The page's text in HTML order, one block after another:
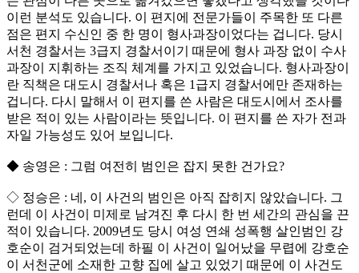
이런 분석도 있습니다. 이 편지에 전문가들이 주목한 또 다른
점은 편지 수신인 중 한 명이 형사과장이었다는 겁니다. 당시
서천 경찰서는 3급지 경찰서이기 때문에 형사 과장 없이 수사
과장이 지휘하는 조직 체계를 가지고 있었습니다. 형사과장이
란 직책은 대도시 경찰서나 혹은 1급지 경찰서에만 존재하는
겁니다. 다시 말해서 이 편지를 쓴 사람은 대도시에서 조사를
받은 적이 있는 사람이라는 뜻입니다. 이 편지를 쓴 자가 전과
자일 가능성도 있어 보입니다.
◆ 송영은 : 그럼 여전히 범인은 잡지 못한 건가요?
◇ 정승은 : 네, 이 사건의 범인은 아직 잡히지 않았습니다. 그
런데 이 사건이 미제로 남겨진 후 다시 한 번 세간의 관심을 끈
적이 있습니다. 2009년도 당시 여성 연쇄 성폭행 살인범인 강
호순이 검거되었는데 하필 이 사건이 일어났을 무렵에 강호순
이 서천군에 소재한 고향 집에 살고 있었기 때문에 이 사건도